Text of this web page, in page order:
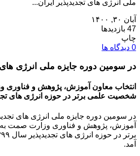
ملی انرژی های تجدیدپذیر ایران...
آبان ۳۰, ۱۴۰۰
47 بازدیدها
چاپ
0 دیدگاه ها
در سومین دوره جایزه ملی انرژی های
انتخاب معاون آموزش، پژوهش و فناوری
شخصیت علمی برتر در حوزه انرژی های
در سومین دوره جایزه ملی انرژی های
آموزش، پژوهش و فناوری وزارت صمت
آمد.